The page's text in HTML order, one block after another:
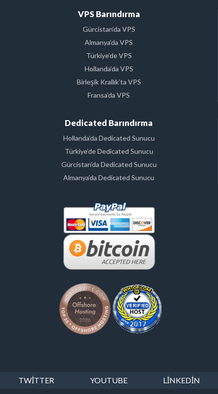
VPS Barındırma
Gürcistan’da VPS
Almanya’da VPS
Türkiye’de VPS
Hollanda’da VPS
Birleşik Krallık’ta VPS
Fransa’da VPS
Dedicated Barındırma
Hollanda’da Dedicated Sunucu
Türkiye’de Dedicated Sunucu
Gürcistan’da Dedicated Sunucu
Almanya’da Dedicated Sunucu
TWITTER YOUTUBE LINKEDIN